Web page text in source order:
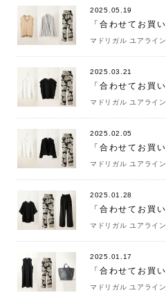
2025.05.19
マドリガル ユアライン
2025.03.21
マドリガル ユアライン
2025.02.05
マドリガル ユアライン
2025.01.28
マドリガル ユアライン
2025.01.17
マドリガル ユアライン